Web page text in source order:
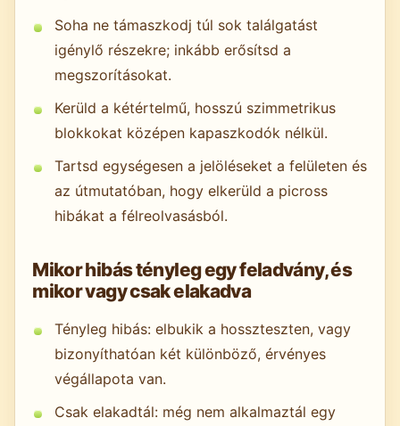
Soha ne támaszkodj túl sok találgatást
igénylő részekre; inkább erősítsd a
megszorításokat.
Kerüld a kétértelmű, hosszú szimmetrikus
blokkokat középen kapaszkodók nélkül.
Tartsd egységesen a jelöléseket a felületen és
az útmutatóban, hogy elkerüld a picross
hibákat a félreolvasásból.
Mikor hibás tényleg egy feladvány, és
mikor vagy csak elakadva
Tényleg hibás: elbukik a hosszteszten, vagy
bizonyíthatóan két különböző, érvényes
végállapota van.
Csak elakadtál: még nem alkalmaztál egy